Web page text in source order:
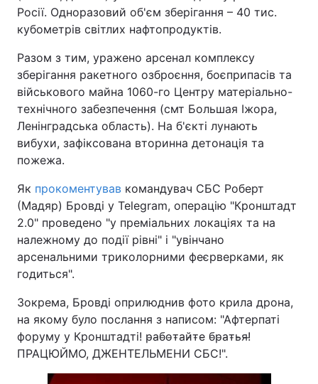
Росії. Одноразовий об'єм зберігання – 40 тис.
кубометрів світлих нафтопродуктів.
Разом з тим, уражено арсенал комплексу
зберігання ракетного озброєння, боєприпасів та
військового майна 1060-го Центру матеріально-
технічного забезпечення (смт Большая Іжора,
Ленінградська область). На б'єкті лунають
вибухи, зафіксована вторинна детонація та
пожежа.
Як прокоментував командувач СБС Роберт
(Мадяр) Бровді у Telegram, операцію "Кронштадт
2.0" проведено "у преміальних локаціях та на
належному до події рівні" і "увінчано
арсенальними триколорними феєрверками, як
годиться".
Зокрема, Бровді оприлюднив фото крила дрона,
на якому було послання з написом: "Афтерпаті
форуму у Кронштадті! р̵а̵б̵о̵т̵а̵й̵т̵е̵ б̵р̵а̵т̵ь̵я̵!̵
ПРАЦЮЙМО, ДЖЕНТЕЛЬМЕНИ СБС!".